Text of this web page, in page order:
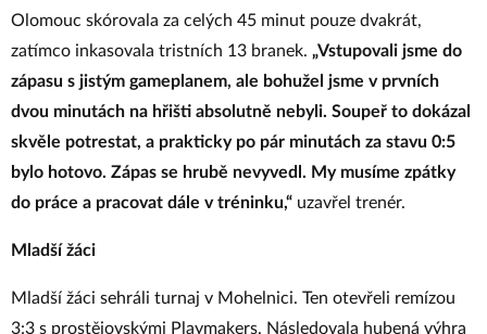
Olomouc skórovala za celých 45 minut pouze dvakrát,
zatímco inkasovala tristních 13 branek. „Vstupovali jsme do
zápasu s jistým gameplanem, ale bohužel jsme v prvních
dvou minutách na hřišti absolutně nebyli. Soupeř to dokázal
skvěle potrestat, a prakticky po pár minutách za stavu 0:5
bylo hotovo. Zápas se hrubě nevyvedl. My musíme zpátky
do práce a pracovat dále v tréninku,“ uzavřel trenér.
Mladší žáci
Mladší žáci sehráli turnaj v Mohelnici. Ten otevřeli remízou
3:3 s prostějovskými Playmakers. Následovala hubená výhra